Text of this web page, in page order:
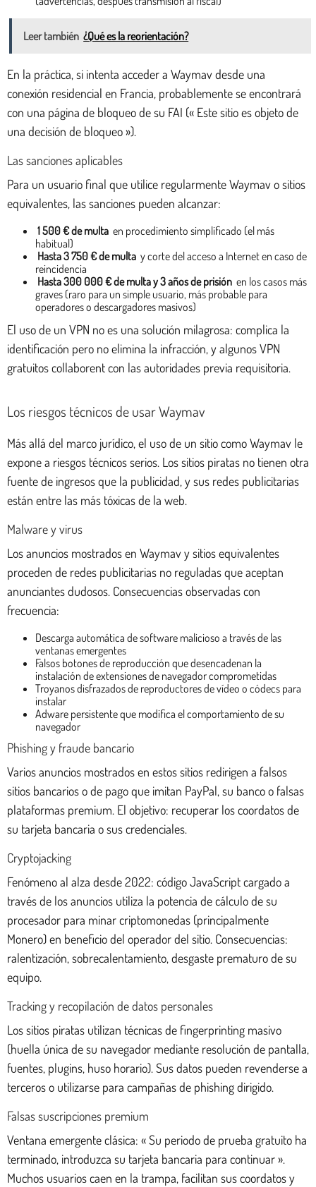
Leer también ¿Qué es la reorientación?
En la práctica, si intenta acceder a Waymav desde una
conexión residencial en Francia, probablemente se encontrará
con una página de bloqueo de su FAI (« Este sitio es objeto de
una decisión de bloqueo »).
Las sanciones aplicables
Para un usuario final que utilice regularmente Waymav o sitios
equivalentes, las sanciones pueden alcanzar:
1 500 € de multa en procedimiento simplificado (el más
habitual)
Hasta 3 750 € de multa y corte del acceso a Internet en caso de
reincidencia
Hasta 300 000 € de multa y 3 años de prisión en los casos más
graves (raro para un simple usuario, más probable para
operadores o descargadores masivos)
El uso de un VPN no es una solución milagrosa: complica la
identificación pero no elimina la infracción, y algunos VPN
gratuitos collaborent con las autoridades previa requisitoria.
Los riesgos técnicos de usar Waymav
Más allá del marco jurídico, el uso de un sitio como Waymav le
expone a riesgos técnicos serios. Los sitios piratas no tienen otra
fuente de ingresos que la publicidad, y sus redes publicitarias
están entre las más tóxicas de la web.
Malware y virus
Los anuncios mostrados en Waymav y sitios equivalentes
proceden de redes publicitarias no reguladas que aceptan
anunciantes dudosos. Consecuencias observadas con
frecuencia:
Descarga automática de software malicioso a través de las
ventanas emergentes
Falsos botones de reproducción que desencadenan la
instalación de extensiones de navegador comprometidas
Troyanos disfrazados de reproductores de vídeo o códecs para
instalar
Adware persistente que modifica el comportamiento de su
navegador
Phishing y fraude bancario
Varios anuncios mostrados en estos sitios redirigen a falsos
sitios bancarios o de pago que imitan PayPal, su banco o falsas
plataformas premium. El objetivo: recuperar los coordatos de
su tarjeta bancaria o sus credenciales.
Cryptojacking
Fenómeno al alza desde 2022: código JavaScript cargado a
través de los anuncios utiliza la potencia de cálculo de su
procesador para minar criptomonedas (principalmente
Monero) en beneficio del operador del sitio. Consecuencias:
ralentización, sobrecalentamiento, desgaste prematuro de su
equipo.
Tracking y recopilación de datos personales
Los sitios piratas utilizan técnicas de fingerprinting masivo
(huella única de su navegador mediante resolución de pantalla,
fuentes, plugins, huso horario). Sus datos pueden revenderse a
terceros o utilizarse para campañas de phishing dirigido.
Falsas suscripciones premium
Ventana emergente clásica: « Su periodo de prueba gratuito ha
terminado, introduzca su tarjeta bancaria para continuar ».
Muchos usuarios caen en la trampa, facilitan sus coordatos y